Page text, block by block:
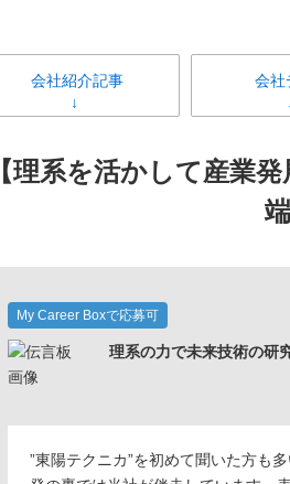
会社紹介記事 会社
【理系を活かして産業
My Career Boxで応募可
理系の力で未来技術の研
”東陽テクニカ”を初めて聞いた方も